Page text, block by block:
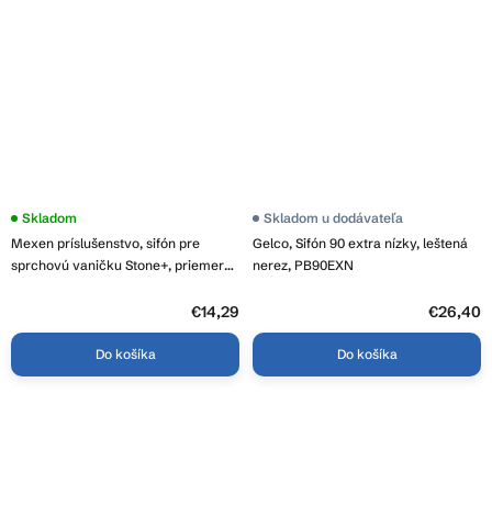
Mexen príslušenstvo, sifón pre
sprchovú vaničku Stone+, priemer
Skladom
€14,29
Do košíka
Gelco, Sifón 90 extra nízky, leštená
nerez, PB90EXN
Skladom u dodávateľa
€26,40
Do košíka